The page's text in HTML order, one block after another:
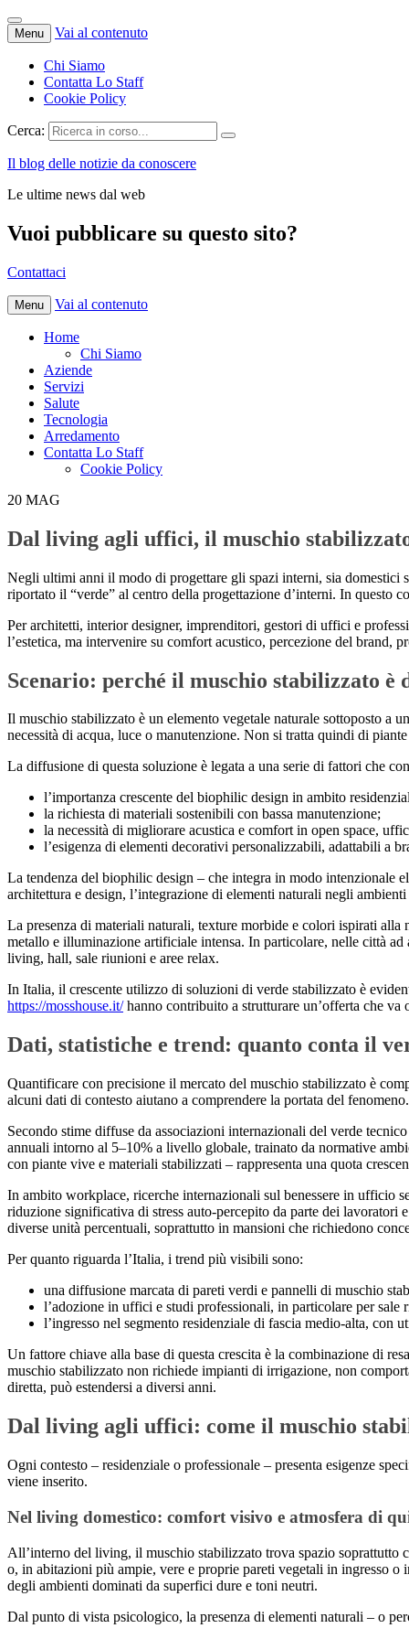
Menu Vai al contenuto
Chi Siamo
Contatta Lo Staff
Cookie Policy
Cerca:
Il blog delle notizie da conoscere
Le ultime news dal web
Vuoi pubblicare su questo sito?
Contattaci
Menu Vai al contenuto
Home
Chi Siamo
Aziende
Servizi
Salute
Tecnologia
Arredamento
Contatta Lo Staff
Cookie Policy
20 MAG
Dal living agli uffici, il muschio
Negli ultimi anni il modo di progettare gli spazi interni, sia domestici
riportato il “verde” al centro della progettazione d’interni. In questo
Per architetti, interior designer, imprenditori, gestori di uffici e
l’estetica, ma intervenire su comfort acustico, percezione del brand,
Scenario: perché il muschio stabilizzato
Il muschio stabilizzato è un elemento vegetale naturale sottoposto a
necessità di acqua, luce o manutenzione. Non si tratta quindi di
La diffusione di questa soluzione è legata a una serie di fattori che
l’importanza crescente del biophilic design in ambito
la richiesta di materiali sostenibili con bassa manutenzione;
la necessità di migliorare acustica e comfort in open space,
l’esigenza di elementi decorativi personalizzabili, adattabili a
La tendenza del biophilic design – che integra in modo intenzionale
architettura e design, l’integrazione di elementi naturali negli
La presenza di materiali naturali, texture morbide e colori ispirati alla
metallo e illuminazione artificiale intensa. In particolare, nelle città
living, hall, sale riunioni e aree relax.
In Italia, il crescente utilizzo di soluzioni di verde stabilizzato è
https://mosshouse.it/hanno contribuito a strutturare un’offerta che
Dati, statistiche e trend: quanto conta il
Quantificare con precisione il mercato del muschio stabilizzato è
alcuni dati di contesto aiutano a comprendere la portata del fenomeno.
Secondo stime diffuse da associazioni internazionali del verde
annuali intorno al 5–10% a livello globale, trainato da normative
con piante vive e materiali stabilizzati – rappresenta una quota
In ambito workplace, ricerche internazionali sul benessere in ufficio
riduzione significativa di stress auto-percepito da parte dei
diverse unità percentuali, soprattutto in mansioni che richiedono
Per quanto riguarda l’Italia, i trend più visibili sono:
una diffusione marcata di pareti verdi e pannelli di muschio
l’adozione in uffici e studi professionali, in particolare per sale
l’ingresso nel segmento residenziale di fascia medio-alta,
Un fattore chiave alla base di questa crescita è la combinazione di
muschio stabilizzato non richiede impianti di irrigazione, non
diretta, può estendersi a diversi anni.
Dal living agli uffici: come il muschio
Ogni contesto – residenziale o professionale – presenta esigenze
viene inserito.
Nel living domestico: comfort visivo e atmosfera di
All’interno del living, il muschio stabilizzato trova spazio
o, in abitazioni più ampie, vere e proprie pareti vegetali in ingresso o
degli ambienti dominati da superfici dure e toni neutri.
Dal punto di vista psicologico, la presenza di elementi naturali – o